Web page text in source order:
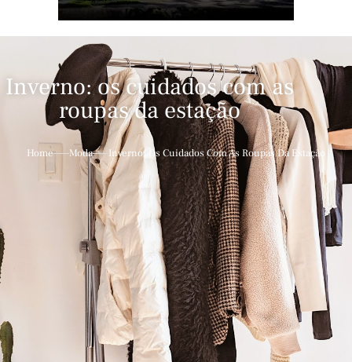
Inverno: os cuidados com as
roupas da estação
Home Moda Inverno: Os Cuidados Com As Roupas Da Estação